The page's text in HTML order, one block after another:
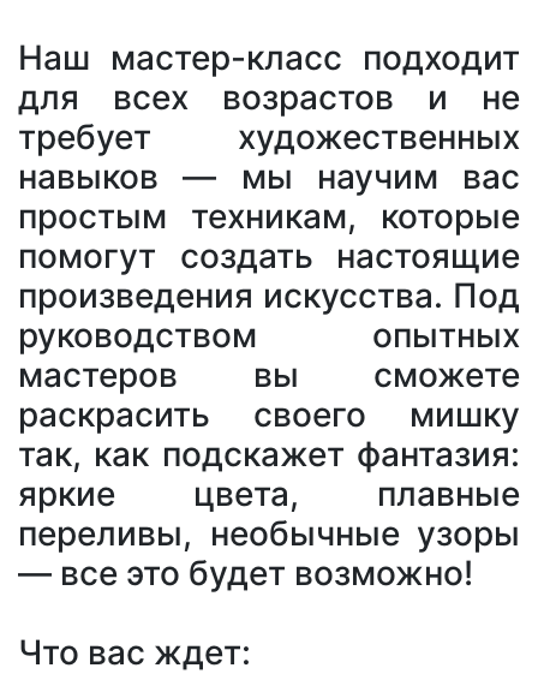
Наш мастер-класс подходит
для всех возрастов и не
требует художественных
навыков — мы научим вас
простым техникам, которые
помогут создать настоящие
произведения искусства. Под
руководством опытных
мастеров вы сможете
раскрасить своего мишку
так, как подскажет фантазия:
яркие цвета, плавные
переливы, необычные узоры
— все это будет возможно!
Что вас ждет: